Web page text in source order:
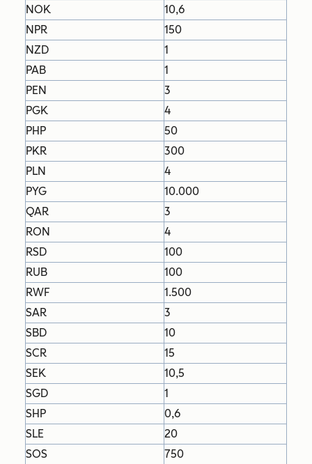
NOK
10,6
NPR
150
NZD
1
PAB
1
PEN
3
PGK
4
PHP
50
PKR
300
PLN
4
PYG
10.000
QAR
3
RON
4
RSD
100
RUB
100
RWF
1.500
SAR
3
SBD
10
SCR
15
SEK
10,5
SGD
1
SHP
0,6
SLE
20
SOS
750